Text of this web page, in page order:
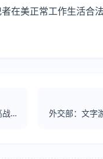
在美正常工作生活合法
战
外交部：文字